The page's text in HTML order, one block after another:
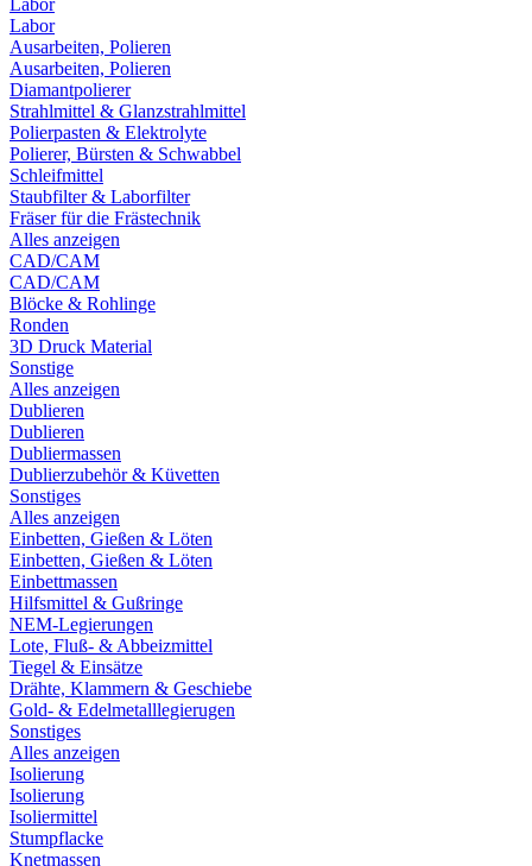
Labor
Labor
Ausarbeiten, Polieren
Ausarbeiten, Polieren
Diamantpolierer
Strahlmittel & Glanzstrahlmittel
Polierpasten & Elektrolyte
Polierer, Bürsten & Schwabbel
Schleifmittel
Staubfilter & Laborfilter
Fräser für die Frästechnik
Alles anzeigen
CAD/CAM
CAD/CAM
Blöcke & Rohlinge
Ronden
3D Druck Material
Sonstige
Alles anzeigen
Dublieren
Dublieren
Dubliermassen
Dublierzubehör & Küvetten
Sonstiges
Alles anzeigen
Einbetten, Gießen & Löten
Einbetten, Gießen & Löten
Einbettmassen
Hilfsmittel & Gußringe
NEM-Legierungen
Lote, Fluß- & Abbeizmittel
Tiegel & Einsätze
Drähte, Klammern & Geschiebe
Gold- & Edelmetalllegierugen
Sonstiges
Alles anzeigen
Isolierung
Isolierung
Isoliermittel
Stumpflacke
Knetmassen